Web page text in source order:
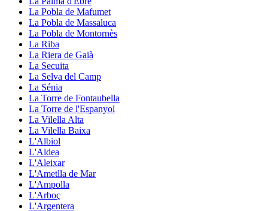
La Pobla de Mafumet
La Pobla de Massaluca
La Pobla de Montornès
La Riba
La Riera de Gaià
La Secuita
La Selva del Camp
La Sénia
La Torre de Fontaubella
La Torre de l'Espanyol
La Vilella Alta
La Vilella Baixa
L'Albiol
L'Aldea
L'Aleixar
L'Ametlla de Mar
L'Ampolla
L'Arboç
L'Argentera